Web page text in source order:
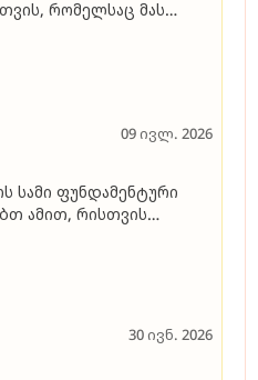
რომელსაც მას
09 ივლ. 2026
სამი ფუნდამენტური
ამით, რისთვის
30 ივნ. 2026